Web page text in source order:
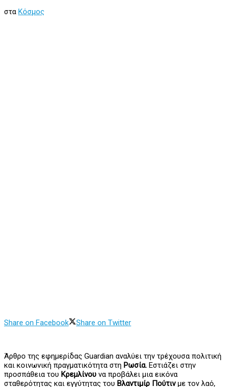
στα Κόσμος
Share on Facebook Share on Twitter
Άρθρο της εφημερίδας Guardian αναλύει την τρέχουσα πολιτική
και κοινωνική πραγματικότητα στη Ρωσία. Εστιάζει στην
προσπάθεια του Κρεμλίνου να προβάλει μια εικόνα
σταθερότητας και εγγύτητας του Βλαντιμίρ Πούτινμε τον λαό,